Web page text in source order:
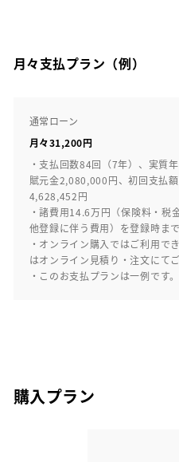
月々支払プラン（例）
通常ローン
月々31,200円
・支払回数84回（7年）、実質
賦元金2,080,000円、初回支払
4,628,452円
・諸費用14.6万円（保険料・税
他登録に伴う費用）を登録時ま
・オンライン購入ではご利用で
はオンライン見積り・注文にて
・このお支払プランは一例です
購入プラン